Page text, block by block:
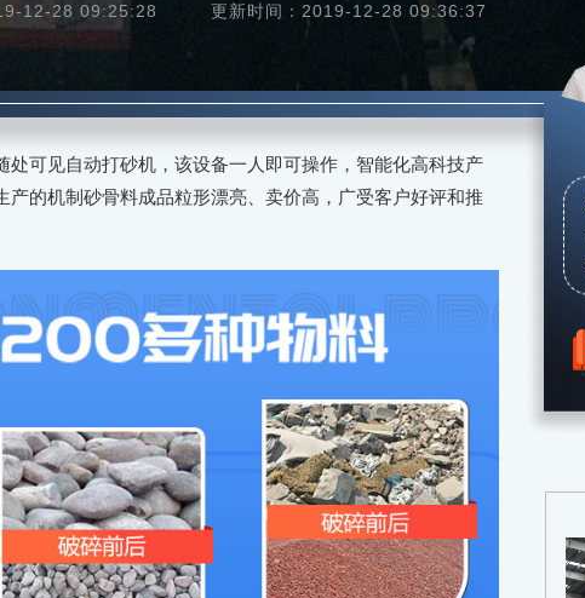
12-28 09:25:28 更新时间：2019-12-28 09:36:37
可见自动打砂机，该设备一人即可操作，智能化高科技产
的机制砂骨料成品粒形漂亮、卖价高，广受客户好评和推